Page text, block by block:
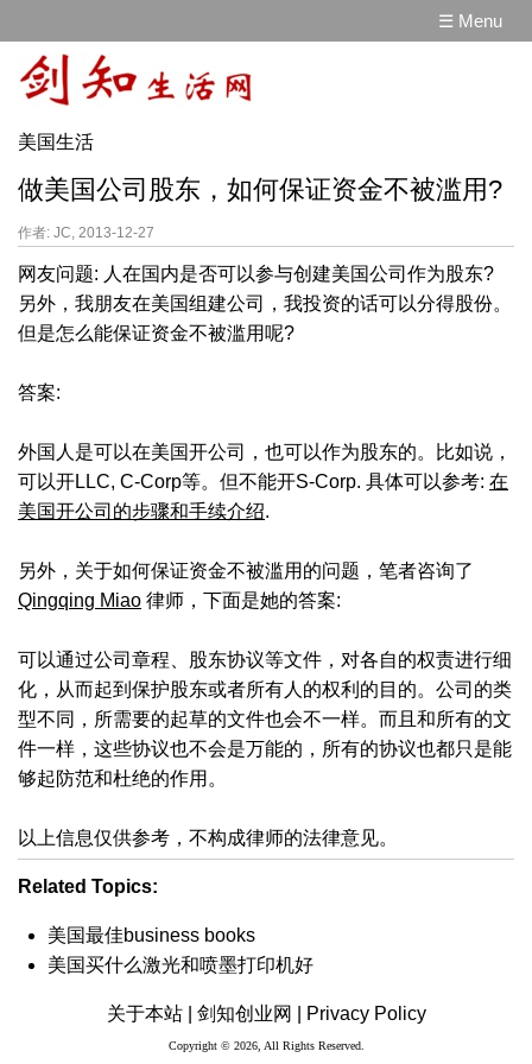
☰ Menu
美国生活
做美国公司股东，如何保证资金不被滥用?
作者: JC, 2013-12-27
网友问题: 人在国内是否可以参与创建美国公司作为股东?
另外，我朋友在美国组建公司，我投资的话可以分得股份。
但是怎么能保证资金不被滥用呢?
答案:
外国人是可以在美国开公司，也可以作为股东的。比如说，
可以开LLC, C-Corp等。但不能开S-Corp. 具体可以参考: 在
美国开公司的步骤和手续介绍.
另外，关于如何保证资金不被滥用的问题，笔者咨询了
Qingqing Miao 律师，下面是她的答案:
可以通过公司章程、股东协议等文件，对各自的权责进行细
化，从而起到保护股东或者所有人的权利的目的。公司的类
型不同，所需要的起草的文件也会不一样。而且和所有的文
件一样，这些协议也不会是万能的，所有的协议也都只是能
够起防范和杜绝的作用。
以上信息仅供参考，不构成律师的法律意见。
Related Topics:
美国最佳business books
美国买什么激光和喷墨打印机好
关于本站 | 剑知创业网 | Privacy Policy
Copyright © 2026, All Rights Reserved.